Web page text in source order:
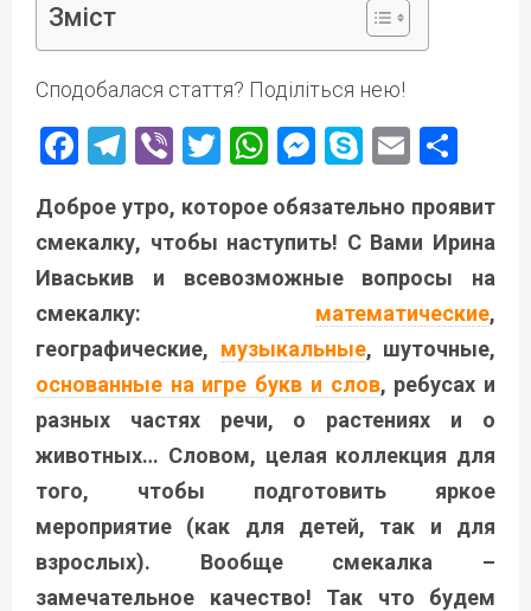
Зміст
Сподобалася стаття? Поділіться нею!
Facebook
Telegram
ViberTwitter
WhatsApp
Messenger
Skype
Email
Доброе утро, которое обязательно проявит
смекалку, чтобы наступить! С Вами Ирина
Иваськив и всевозможные вопросы на
смекалку: математические,
географические, музыкальные, шуточные,
основанные на игре букв и слов, ребусах и
разных частях речи, о растениях и о
животных… Словом, целая коллекция для
того, чтобы подготовить яркое
мероприятие (как для детей, так и для
взрослых). Вообще смекалка –
замечательное качество! Так что будем